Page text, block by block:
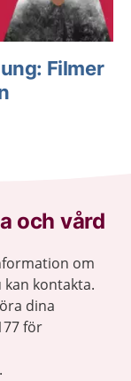
Filmer
och vård
om
kontakta.
dina
för